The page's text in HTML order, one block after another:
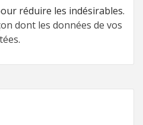
réduire les indésirables.
dont les données de vos
.